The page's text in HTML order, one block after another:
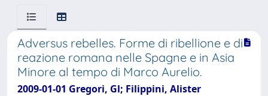
Adversus rebelles. Forme di ribellione e di
reazione romana nelle Spagne e in Asia
Minore al tempo di Marco Aurelio.
2009-01-01 Gregori, Gl; Filippini, Alister